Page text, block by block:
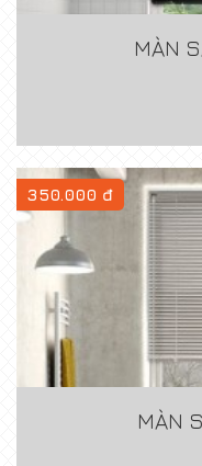
MÀN
350.000 đ
MÀN